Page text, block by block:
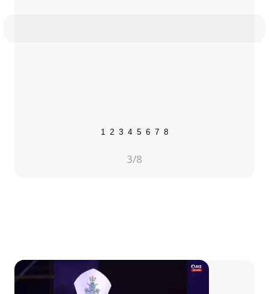
1 2 3 4 5 6 7 8
3/8